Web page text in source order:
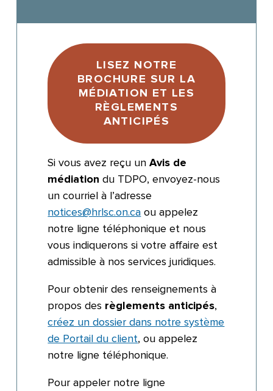
LISEZ NOTRE
BROCHURE SUR LA
MÉDIATION ET LES
RÈGLEMENTS
ANTICIPÉS
Si vous avez reçu unAvis de
médiation du TDPO, envoyez-nous
un courriel à l’adresse
notices@hrlsc.on.ca ou appelez
notre ligne téléphonique et nous
vous indiquerons si votre affaire est
admissible à nos services juridiques.
Pour obtenir des renseignements à
propos des règlements anticipés,
créez un dossier dans notre système
de Portail du client, ou appelez
notre ligne téléphonique.
Pour appeler notre ligne